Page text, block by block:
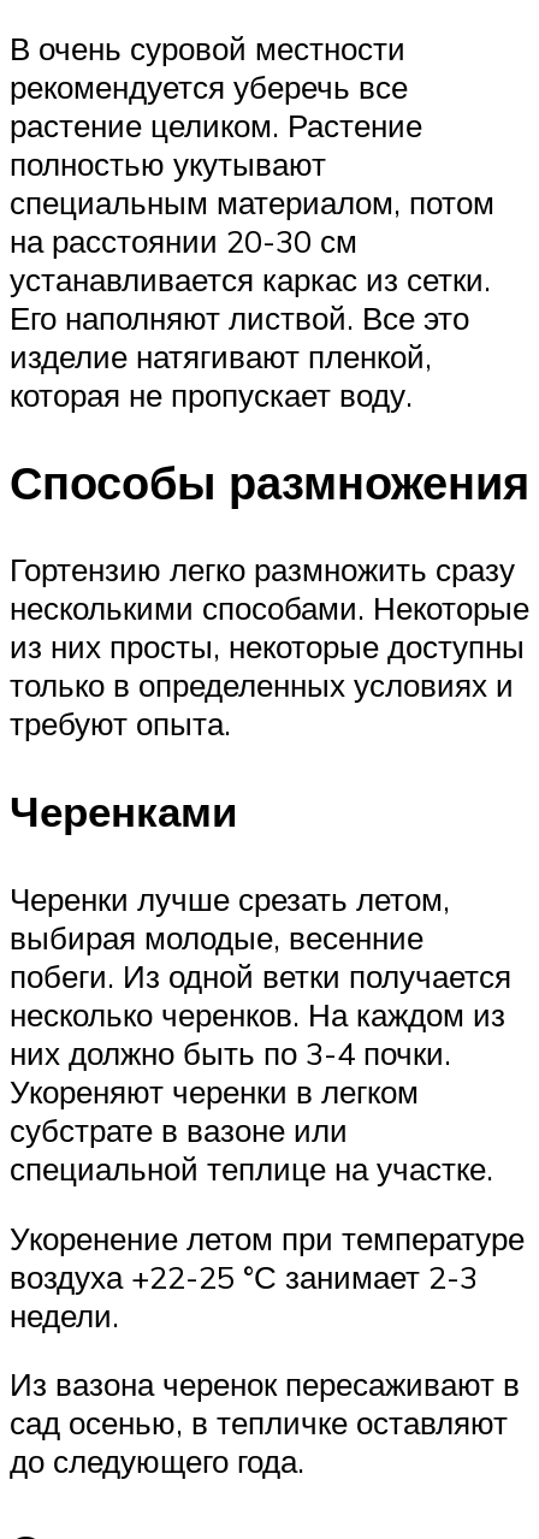
В очень суровой местности
рекомендуется уберечь все
растение целиком. Растение
полностью укутывают
специальным материалом, потом
на расстоянии 20-30 см
устанавливается каркас из сетки.
Его наполняют листвой. Все это
изделие натягивают пленкой,
которая не пропускает воду.
Способы размножения
Гортензию легко размножить сразу
несколькими способами. Некоторые
из них просты, некоторые доступны
только в определенных условиях и
требуют опыта.
Черенками
Черенки лучше срезать летом,
выбирая молодые, весенние
побеги. Из одной ветки получается
несколько черенков. На каждом из
них должно быть по 3-4 почки.
Укореняют черенки в легком
субстрате в вазоне или
специальной теплице на участке.
Укоренение летом при температуре
воздуха +22-25 °С занимает 2-3
недели.
Из вазона черенок пересаживают в
сад осенью, в тепличке оставляют
до следующего года.